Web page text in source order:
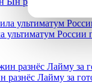
ультиматум России
Лайму за